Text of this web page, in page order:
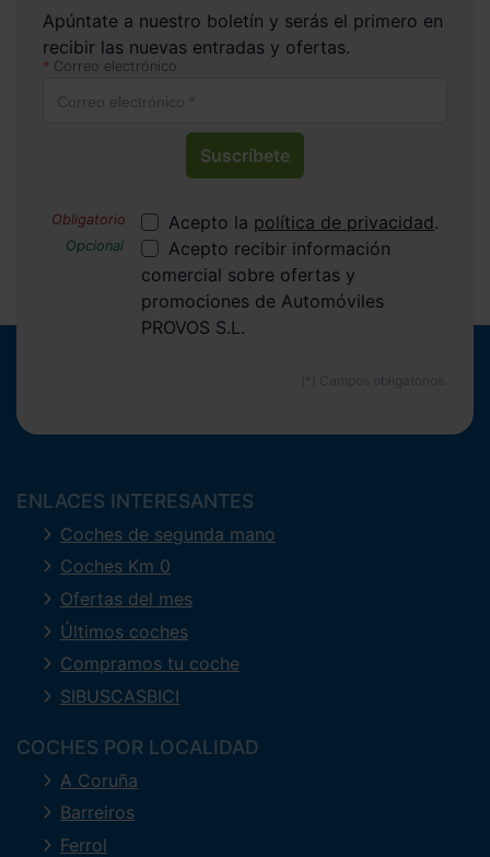
Apúntate a nuestro boletín y serás el primero en
recibir las nuevas entradas y ofertas.
Correo electrónico
Suscríbete
Acepto la política de privacidad.
Acepto recibir información
comercial sobre ofertas y
promociones de Automóviles
PROVOS S.L.
ENLACES INTERESANTES
Coches de segunda mano
Coches Km 0
Ofertas del mes
Últimos coches
Compramos tu coche
SIBUSCASBICI
COCHES POR LOCALIDAD
A Coruña
Barreiros
Ferrol